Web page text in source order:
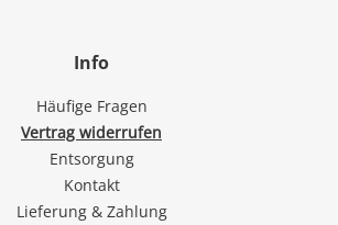
Info
Häufige Fragen
Vertrag widerrufen
Entsorgung
Kontakt
Lieferung & Zahlung